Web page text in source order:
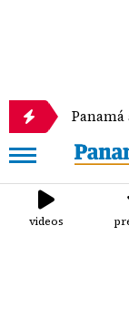
Panamá amplía
videos